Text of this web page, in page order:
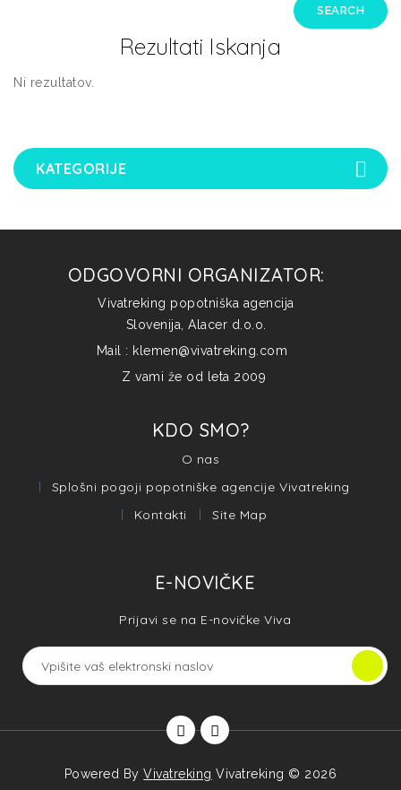
Rezultati Iskanja
Ni rezultatov.
KATEGORIJE
ODGOVORNI ORGANIZATOR:
Vivatreking popotniška agencija
Slovenija, Alacer d.o.o.
Mail : klemen@vivatreking.com
Z vami že od leta 2009
KDO SMO?
O nas
Splošni pogoji popotniške agencije Vivatreking
Kontakti
Site Map
E-NOVIČKE
Prijavi se na E-novičke Viva
Powered ByVivatreking Vivatreking © 2026